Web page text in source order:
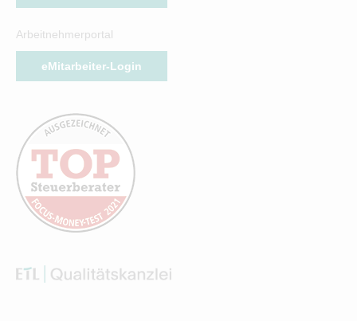
Arbeitnehmerportal
eMitarbeiter-Login